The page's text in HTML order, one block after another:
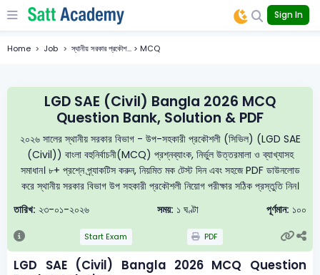
Sign In
Home Job স্থানীয় সরকার প্রকৌশ... > MCQ
LGD SAE (Civil) Bangla 2026 MCQ
Question Bank, Solution & PDF
২০২৬ সালের স্থানীয় সরকার বিভাগ - উপ-সহকারী প্রকৌশলী (সিভিল) (LGD SAE
(Civil)) বাংলা বহুনির্বাচনী(MCQ) প্রশ্নব্যাংক, নির্ভুল উত্তরমালা ও ব্যাখ্যাসহ
সমাধান। ৮+ প্রশ্নে প্র্যাকটিস করুন, নিয়মিত মক টেস্ট দিন এবং সহজে PDF ডাউনলোড
করে স্থানীয় সরকার বিভাগ উপ সহকারী প্রকৌশলী নিয়োগ পরীক্ষার সঠিক প্রস্তুতি নিন।
তারিখ: ২৩-০১-২০২৬ সময়: ১ ঘণ্টা পূর্ণমান: ১০০
Start Exam PDF
LGD SAE (Civil) Bangla 2026 MCQ Question